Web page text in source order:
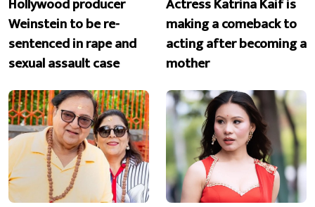
Weinstein to be re-
sentenced in rape and
sexual assault case
making a comeback to
acting after becoming a
mother